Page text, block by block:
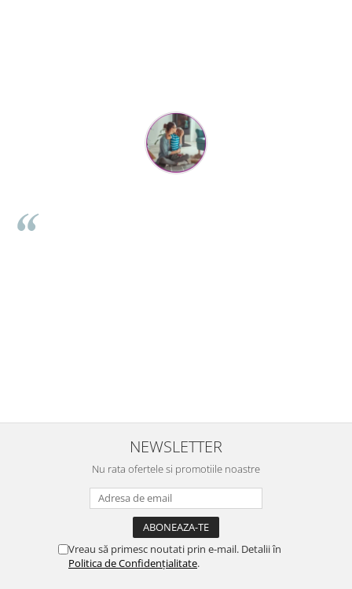
NEWSLETTER
Nu rata ofertele si promotiile noastre
Vreau să primesc noutati prin e-mail. Detalii în
Politica de Confidențialitate.